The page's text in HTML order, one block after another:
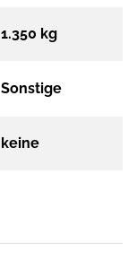
1.350 kg
Sonstige
keine